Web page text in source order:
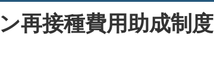
再接種費用助成制度